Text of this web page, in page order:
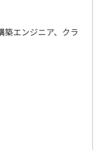
築エンジニア、クラ